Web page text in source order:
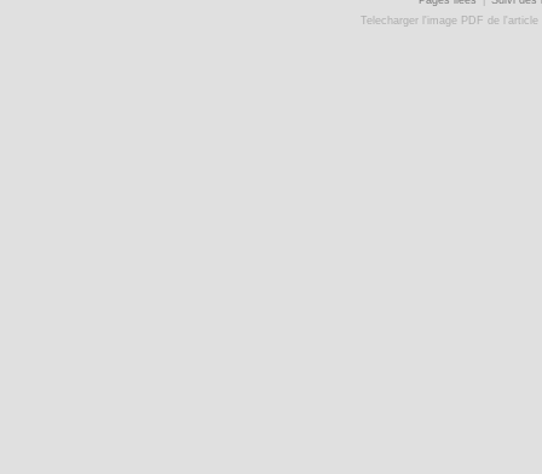
Telecharger l'image PDF de l'article